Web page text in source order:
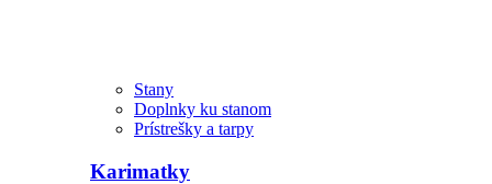
Stany
Doplnky ku stanom
Prístrešky a tarpy
Karimatky